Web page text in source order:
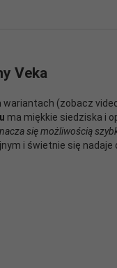
Veka
wariantach (zobacz
ma miękkie siedziska i
się możliwością
i świetnie się nadaje